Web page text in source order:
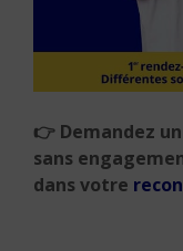
👉 Demandez
sans
dans votre